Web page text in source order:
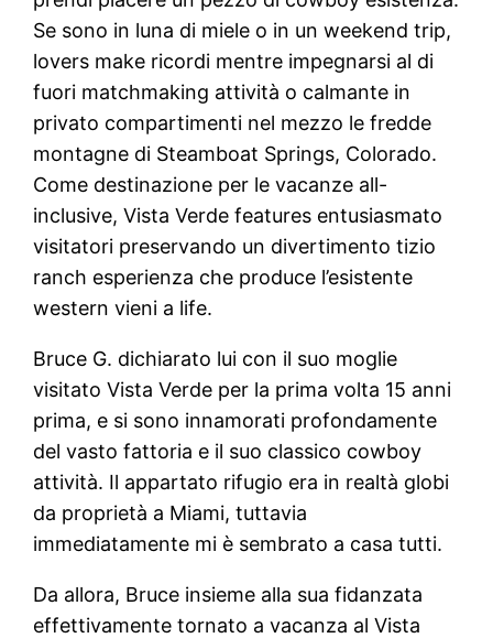
Se sono in luna di miele o in un weekend trip,
lovers make ricordi mentre impegnarsi al di
fuori matchmaking attività o calmante in
privato compartimenti nel mezzo le fredde
montagne di Steamboat Springs, Colorado.
Come destinazione per le vacanze all-
inclusive, Vista Verde features entusiasmato
visitatori preservando un divertimento tizio
ranch esperienza che produce l’esistente
western vieni a life.
Bruce G. dichiarato lui con il suo moglie
visitato Vista Verde per la prima volta 15 anni
prima, e si sono innamorati profondamente
del vasto fattoria e il suo classico cowboy
attività. Il appartato rifugio era in realtà globi
da proprietà a Miami, tuttavia
immediatamente mi è sembrato a casa tutti.
Da allora, Bruce insieme alla sua fidanzata
effettivamente tornato a vacanza al Vista